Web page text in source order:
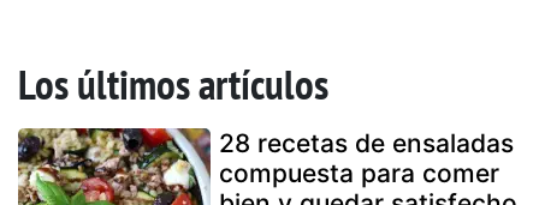
Los últimos artículos
28 recetas de ensaladas
compuesta para comer